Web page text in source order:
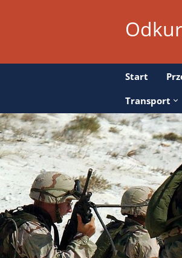
Start
Transport